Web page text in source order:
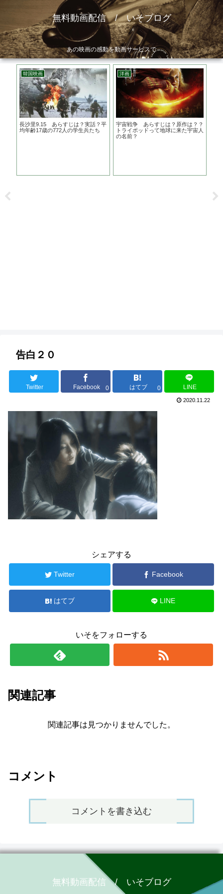
無料動画配信 / いそブログ
あの映画の感動を動画サービスで
韓国映画
長沙里9.15 あらすじは？実話？平
均年齢17歳の772人の学生兵たち
洋画
宇宙戦争 あらすじは？原作は？？
トライポッドって地球に来た宇宙人
の名前？
告白２０
Twitter Facebook 0 はてブ 0 LINE
2020.11.22
シェアする
Twitter Facebook
はてブ LINE
いそをフォローする
関連記事
関連記事は見つかりませんでした。
コメント
コメントを書き込む
無料動画配信 / いそブログ